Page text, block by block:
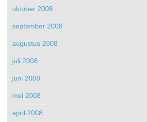
oktober 2008
september 2008
augustus 2008
juli 2008
juni 2008
mei 2008
april 2008